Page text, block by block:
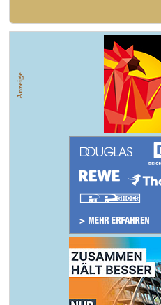
+++ Fußball Oberliga Süd 1. Spieltag: SG
Anzeige